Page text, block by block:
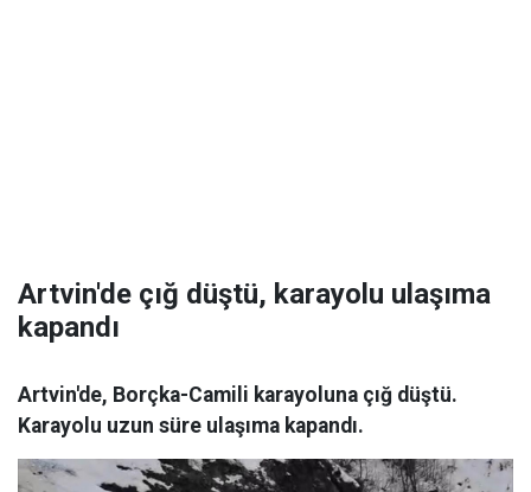
Artvin'de çığ düştü, karayolu ulaşıma
kapandı
Artvin'de, Borçka-Camili karayoluna çığ düştü.
Karayolu uzun süre ulaşıma kapandı.